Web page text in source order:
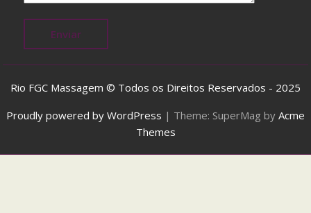
S
i
p
p
n
Rio FGC Massagem © Todos os Direitos Reservados - 2025
Proudly powered by WordPress | Theme: SuperMag by Acme
Themes